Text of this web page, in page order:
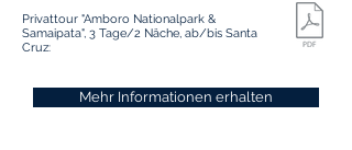
Privattour "Amboro Nationalpark &
Samaipata", 3 Tage/2 Näche, ab/bis Santa
Cruz:
Mehr Informationen erhalten